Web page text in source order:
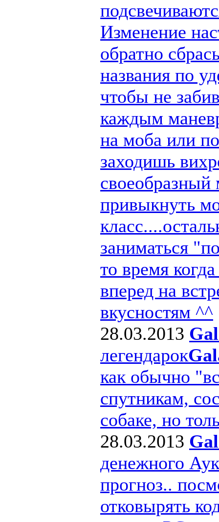
Изменение
обратно
названия по
чтобы не
каждым
на моба или
заходишь
своеобразный
привыкнуть
заниматься
то время
вперед на
вкусностям ^^
28.03.2013
легендарок
как обычно
спутникам,
собаке, но
28.03.2013
денежного
прогноз..
отковырять